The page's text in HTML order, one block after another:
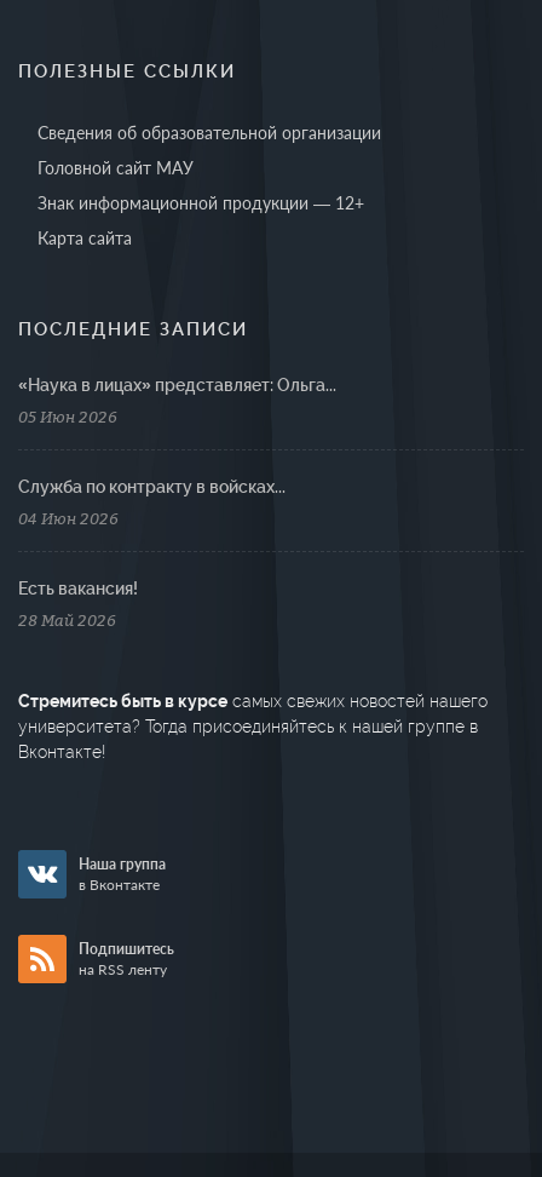
ПОЛЕЗНЫЕ ССЫЛКИ
Сведения об образовательной организации
Головной сайт МАУ
Знак информационной продукции — 12+
Карта сайта
ПОСЛЕДНИЕ ЗАПИСИ
«Наука в лицах» представляет: Ольга...
05 Июн 2026
Cлужба по контракту в войсках...
04 Июн 2026
Есть вакансия!
28 Май 2026
Стремитесь быть в курсе самых свежих новостей нашего
университета? Тогда присоединяйтесь к нашей группе в
Вконтакте!
Наша группа
в Вконтакте
Подпишитесь
на RSS ленту